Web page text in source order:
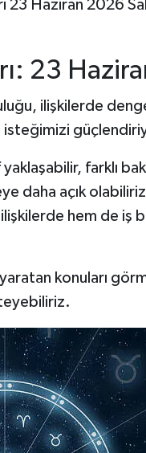
23 Haziran 2026
23
ilişkilerde
isteğimizi
farklı
açık olabiliriz.
hem de iş
konuları